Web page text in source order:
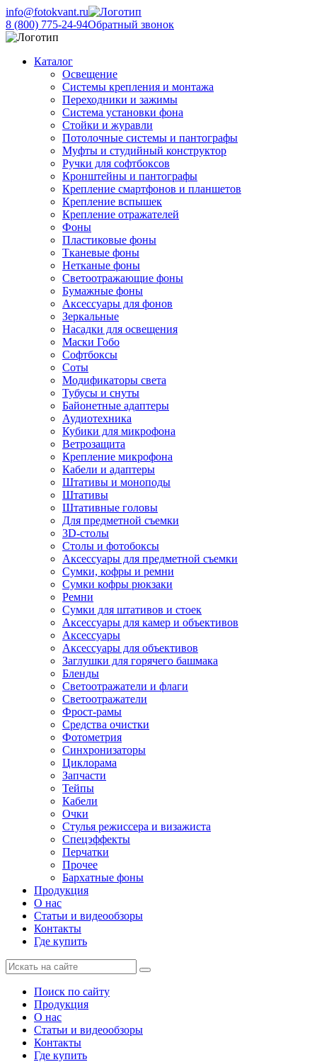
info@fotokvant.ru
8 (800) 775-24-94Обратный звонок
Каталог
Освещение
Системы крепления и монтажа
Переходники и зажимы
Система установки фона
Стойки и журавли
Потолочные системы и пантографы
Муфты и студийный конструктор
Ручки для софтбоксов
Кронштейны и пантографы
Крепление смартфонов и планшетов
Крепление вспышек
Крепление отражателей
Фоны
Пластиковые фоны
Тканевые фоны
Нетканые фоны
Светоотражающие фоны
Бумажные фоны
Аксессуары для фонов
Зеркальные
Насадки для освещения
Маски Гобо
Софтбоксы
Соты
Модификаторы света
Тубусы и снуты
Байонетные адаптеры
Аудиотехника
Кубики для микрофона
Ветрозащита
Крепление микрофона
Кабели и адаптеры
Штативы и моноподы
Штативы
Штативные головы
Для предметной съемки
3D-столы
Столы и фотобоксы
Аксессуары для предметной съемки
Сумки, кофры и ремни
Сумки кофры рюкзаки
Ремни
Сумки для штативов и стоек
Аксессуары для камер и объективов
Аксессуары
Аксессуары для объективов
Заглушки для горячего башмака
Бленды
Светоотражатели и флаги
Светоотражатели
Фрост-рамы
Средства очистки
Фотометрия
Синхронизаторы
Циклорама
Запчасти
Тейпы
Кабели
Очки
Стулья режиссера и визажиста
Спецэффекты
Перчатки
Прочее
Бархатные фоны
Продукция
О нас
Статьи и видеообзоры
Контакты
Где купить
Поиск по сайту
Продукция
О нас
Статьи и видеообзоры
Контакты
Где купить